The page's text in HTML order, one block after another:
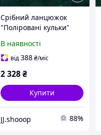
Срібний ланцюжок
"Поліровані кульки"
399104C00
В наявності
від388₴/міс
2 328₴
Купити
JJ.shooop 88%